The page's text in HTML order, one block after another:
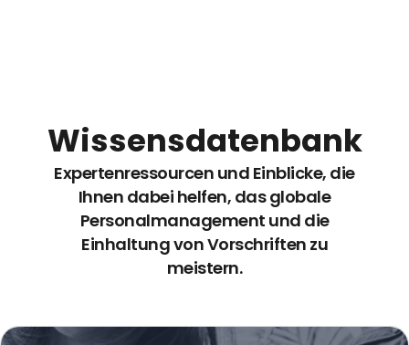
Wissensdatenbank
Expertenressourcen und Einblicke, die
Ihnen dabei helfen, das globale
Personalmanagement und die
Einhaltung von Vorschriften zu
meistern.